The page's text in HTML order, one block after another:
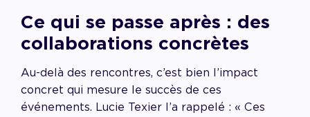
Ce qui se passe après : des
collaborations concrètes
Au-delà des rencontres, c’est bien l’impact
concret qui mesure le succès de ces
événements. Lucie Texier l’a rappelé : « Ces